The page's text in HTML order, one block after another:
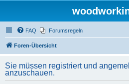
FAQ Forumsregeln
Foren-Übersicht
Sie müssen registriert und
anzuschauen.